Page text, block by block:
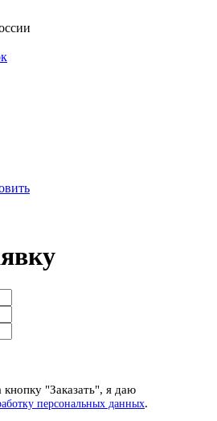
"Заказать", я даю
персональных данных.